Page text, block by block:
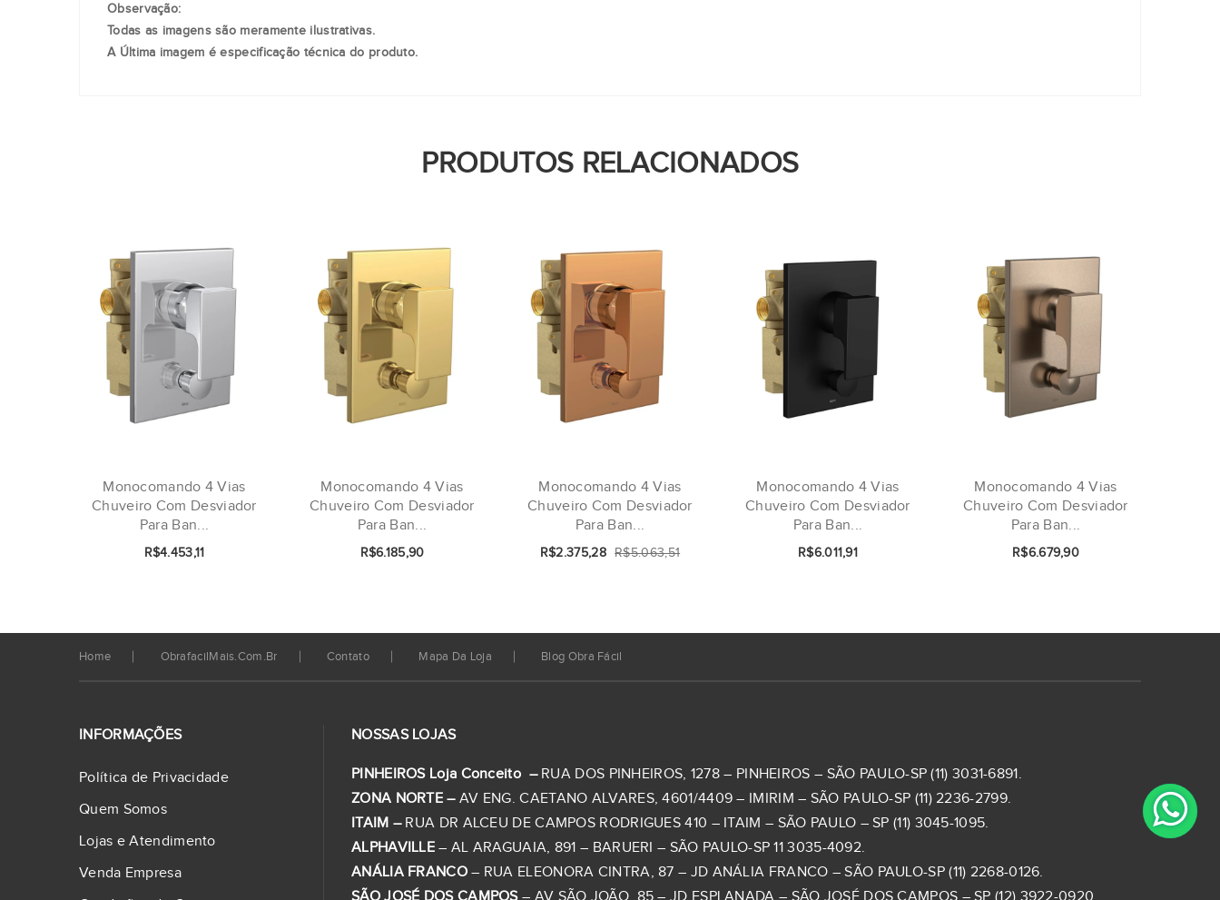
Observação:
Todas as imagens são meramente ilustrativas.
A Última imagem é especificação técnica do produto.
PRODUTOS RELACIONADOS
Monocomando 4 Vias
Chuveiro Com Desviador
Para Ban...
R$4.453,11
Monocomando 4 Vias
Chuveiro Com Desviador
Para Ban...
R$6.185,90
Monocomando 4 Vias
Chuveiro Com Desviador
Para Ban...
R$2.375,28 R$5.063,51
Monocomando 4 Vias
Chuveiro Com Desviador
Para Ban...
R$6.011,91
Monocomando 4 Vias
Chuveiro Com Desviador
Para Ban...
R$6.679,90
Home ObrafacilMais.com.br Contato Mapa Da Loja Blog Obra Fácil
INFORMAÇÕES
Política de Privacidade
Quem Somos
Lojas e Atendimento
Venda Empresa
NOSSAS LOJAS
PINHEIROS Loja Conceito – RUA DOS PINHEIROS, 1278 – PINHEIROS – SÃO PAULO-SP (11) 3031-6891.
ZONA NORTE – AV ENG. CAETANO ALVARES, 4601/4409 – IMIRIM – SÃO PAULO-SP (11) 2236-2799.
ITAIM – RUA DR ALCEU DE CAMPOS RODRIGUES 410 – ITAIM – SÃO PAULO – SP (11) 3045-1095.
ALPHAVILLE – AL ARAGUAIA, 891 – BARUERI – SÃO PAULO-SP 11 3035-4092.
ANÁLIA FRANCO– RUA ELEONORA CINTRA, 87 – JD ANÁLIA FRANCO – SÃO PAULO-SP (11) 2268-0126.
SÃO JOSÉ DOS CAMPOS– AV SÃO JOÃO, 85 – JD ESPLANADA – SÃO JOSÉ DOS CAMPOS – SP (12) 3922-0920.